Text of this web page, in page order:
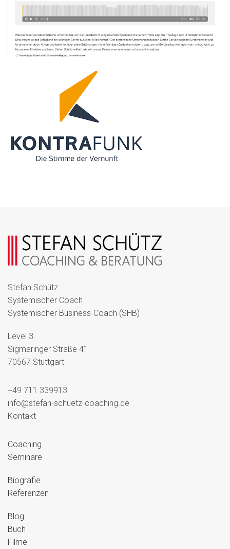
Stefan Schütz
Systemischer Coach
Systemischer Business-Coach (SHB)
Level 3
Sigmaringer Straße 41
70567 Stuttgart
+49 711 339913
info@stefan-schuetz-coaching.de
Kontakt
Coaching
Seminare
Biografie
Referenzen
Blog
Buch
Filme